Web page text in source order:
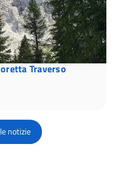
Traverso
notizie